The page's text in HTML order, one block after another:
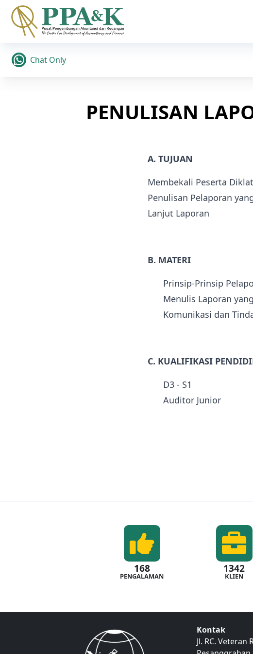
Chat Only
PENULISAN
A. TUJUAN
Membekali Peserta
Penulisan Pelaporan
Lanjut Laporan
B. MATERI
Prinsip-Prinsip
Menulis Laporan
Komunikasi dan
C. KUALIFIKASI
D3 - S1
Auditor Junior
168
PENGALAMAN
1342
KLIEN
Kontak
Jl. RC. Veteran